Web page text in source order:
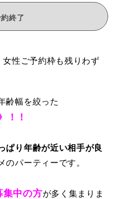
終了
女性ご予約枠も残りわず
齢幅を絞った
！！
ぱり年齢が近い相手が良
のパーティーです。
集中の方が多く集まりま